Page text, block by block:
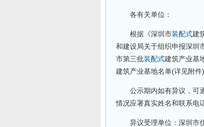
各有关单位：
根据《深圳市装配式建
和建设局关于组织申报深圳
市第三批装配式建筑产业基
建筑产业基地名单(详见附件
公示期内如有异议，可通
情况应署真实姓名和联系电
异议受理单位：深圳市住